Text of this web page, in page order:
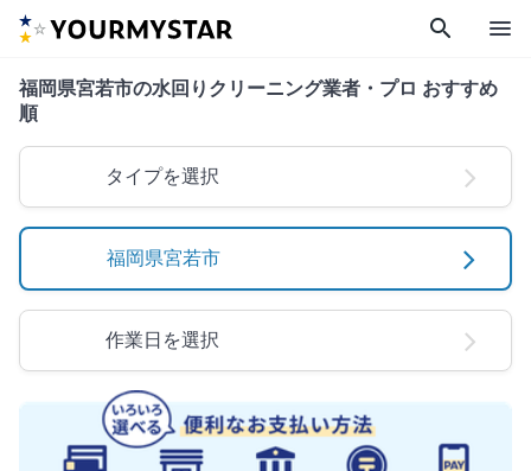
search menu
福岡県宮若市の水回りクリーニング業者・プロ おすすめ
順
タイプを選択
福岡県宮若市
作業日を選択